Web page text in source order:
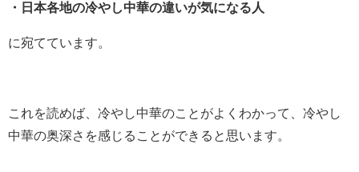
・日本各地の冷やし中華の違いが気になる人
に宛てています。
これを読めば、冷やし中華のことがよくわかって、冷やし
中華の奥深さを感じることができると思います。